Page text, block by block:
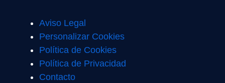
Aviso Legal
Personalizar Cookies
Política de Cookies
Política de Privacidad
Contacto